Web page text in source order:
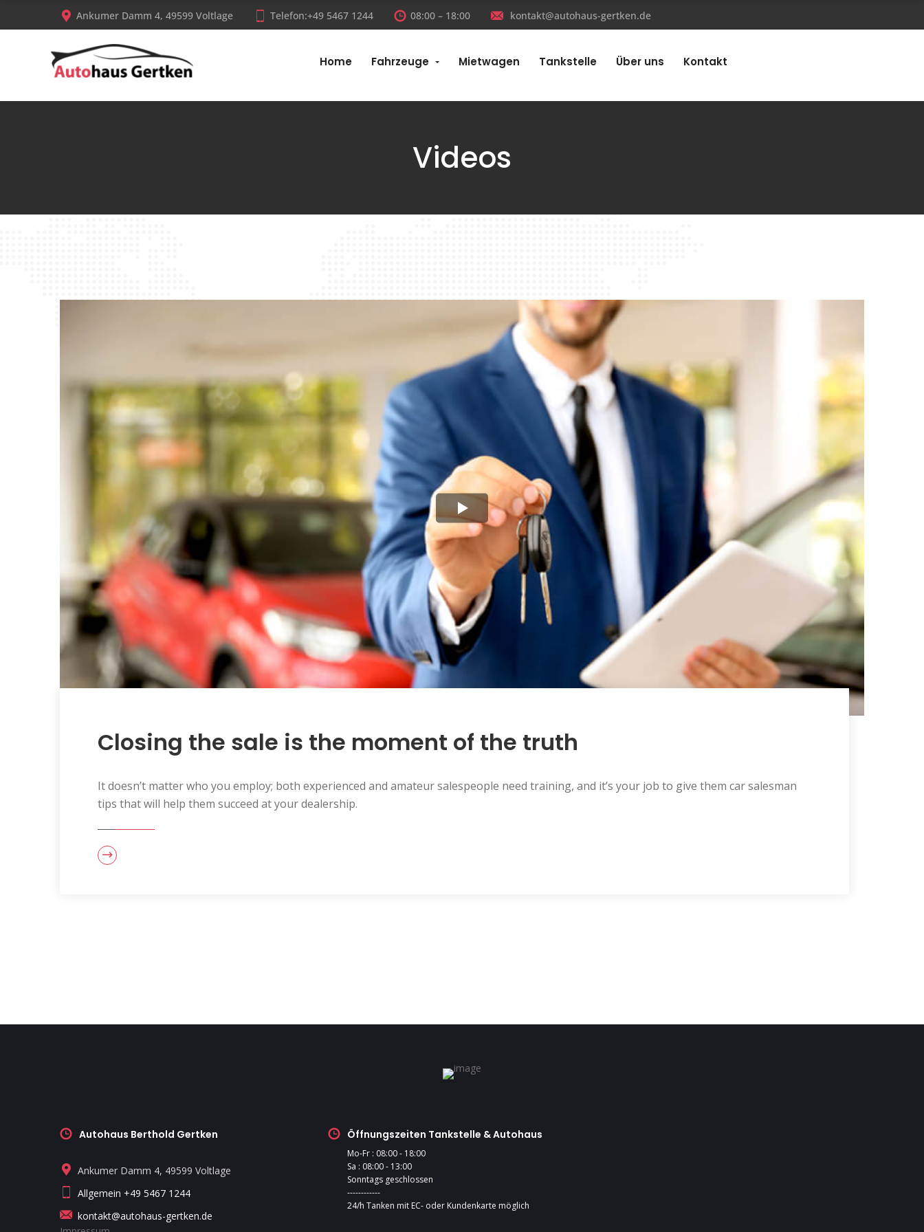
Ankumer Damm 4, 49599 Voltlage Telefon:+49 5467 1244 08:00 – 18:00 kontakt@autohaus-gertken.de
Home Fahrzeuge Mietwagen Tankstelle Über uns Kontakt
Videos
Closing the sale is the moment of the truth
It doesn’t matter who you employ; both experienced and amateur salespeople need training, and it’s your job to give them car salesman
tips that will help them succeed at your dealership.
Autohaus Berthold Gertken
Ankumer Damm 4, 49599 Voltlage
Allgemein +49 5467 1244
kontakt@autohaus-gertken.de
Öffnungszeiten Tankstelle & Autohaus
Mo-Fr : 08:00 - 18:00
Sa : 08:00 - 13:00
Sonntags geschlossen
------------
24/h Tanken mit EC- oder Kundenkarte möglich